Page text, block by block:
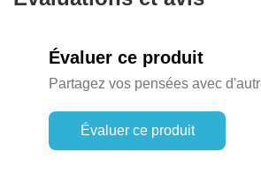
Évaluer ce produit
Partagez vos pensées avec
Évaluer ce produit